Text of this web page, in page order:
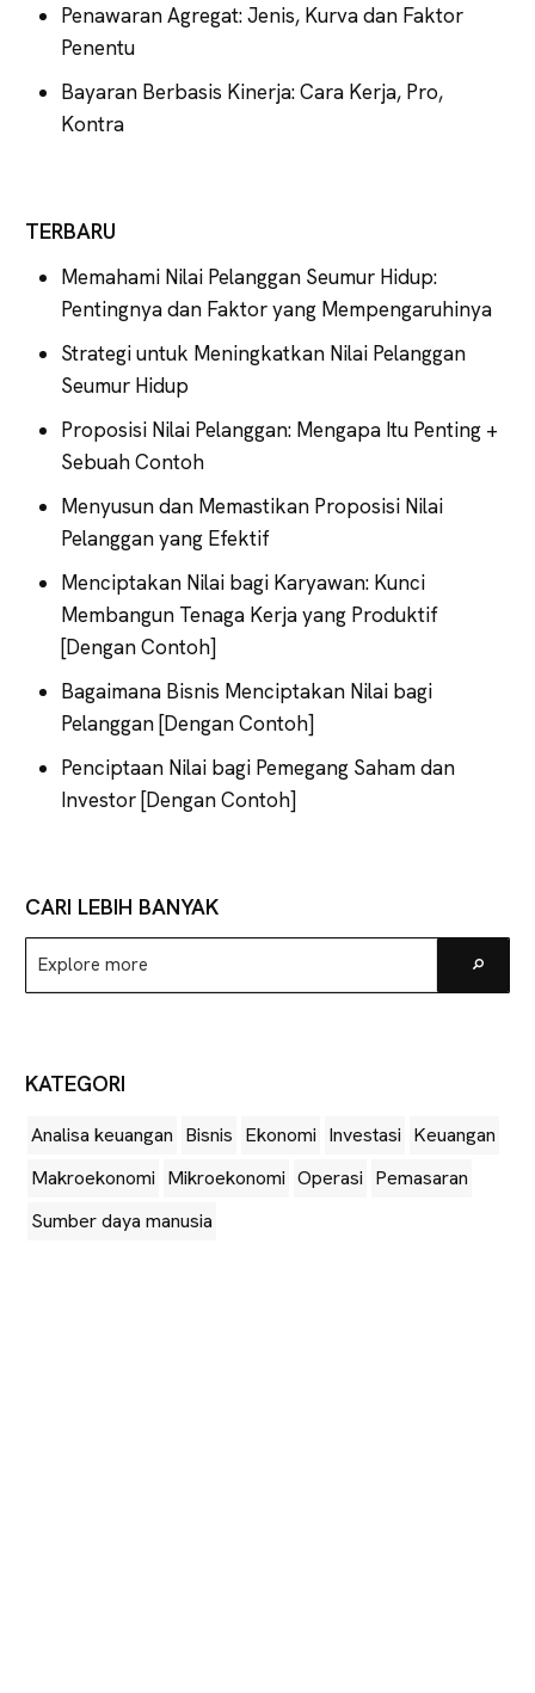
Penawaran Agregat: Jenis, Kurva dan Faktor
Penentu
Bayaran Berbasis Kinerja: Cara Kerja, Pro,
Kontra
TERBARU
Memahami Nilai Pelanggan Seumur Hidup:
Pentingnya dan Faktor yang Mempengaruhinya
Strategi untuk Meningkatkan Nilai Pelanggan
Seumur Hidup
Proposisi Nilai Pelanggan: Mengapa Itu Penting +
Sebuah Contoh
Menyusun dan Memastikan Proposisi Nilai
Pelanggan yang Efektif
Menciptakan Nilai bagi Karyawan: Kunci
Membangun Tenaga Kerja yang Produktif
[Dengan Contoh]
Bagaimana Bisnis Menciptakan Nilai bagi
Pelanggan [Dengan Contoh]
Penciptaan Nilai bagi Pemegang Saham dan
Investor [Dengan Contoh]
CARI LEBIH BANYAK
Explore
more
KATEGORI
Analisa keuangan Bisnis Ekonomi Investasi Keuangan
Makroekonomi Mikroekonomi Operasi Pemasaran
Sumber daya manusia